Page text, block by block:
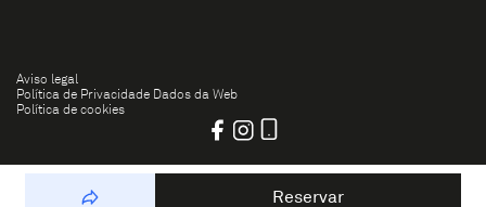
Reservar
Aviso legal
Política de Privacidade Dados da Web
Política de cookies